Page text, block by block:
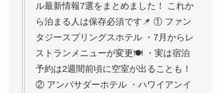
ル最新情報7選をまとめました！ これか
ら泊まる人は保存必須です📌 ① ファン
タジースプリングスホテル ・7月からレ
ストランメニューが変更🍽️ ・実は宿泊
予約は2週間前頃に空室が出ることも！
② アンバサダーホテル ・ハワイアンイ